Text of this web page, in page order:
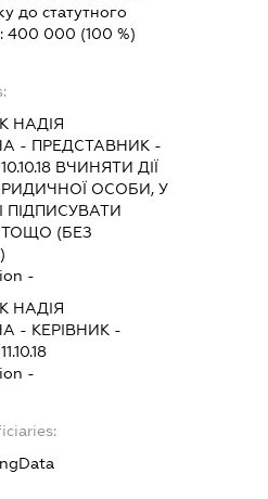
до статутного
400 000 (100 %)
НАДІЯ
- ПРЕДСТАВНИК -
ВЧИНЯТИ ДІЇ
ОСОБИ, У
ПІДПИСУВАТИ
(БЕЗ
-
НАДІЯ
- КЕРІВНИК -
-